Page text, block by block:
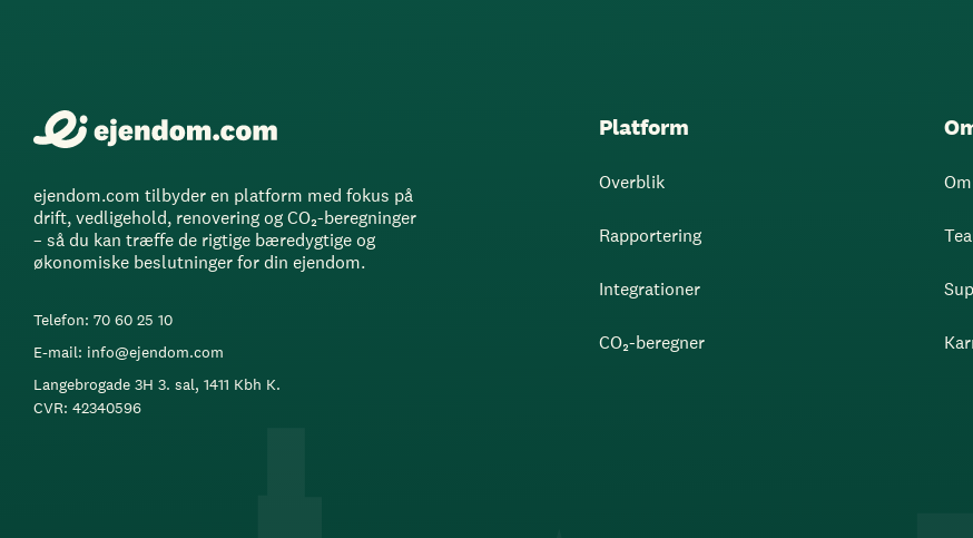
ejendom.com tilbyder en platform med fokus på
drift, vedligehold, renovering og CO₂-beregninger
– så du kan træffe de rigtige bæredygtige og
økonomiske beslutninger for din ejendom.
Telefon: 70 60 25 10
E-mail: info@ejendom.com
Langebrogade 3H 3. sal, 1411 Kbh K.
CVR: 42340596
Platform
Overblik
Rapportering
Integrationer
CO₂-beregner